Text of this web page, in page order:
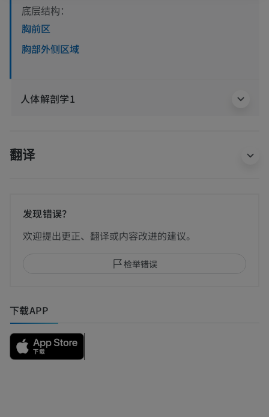
底层结构：
胸前区
胸部外侧区域
人体解剖学1
翻译
发现错误？
欢迎提出更正、翻译或内容改进的建议。
检举错误
下载APP